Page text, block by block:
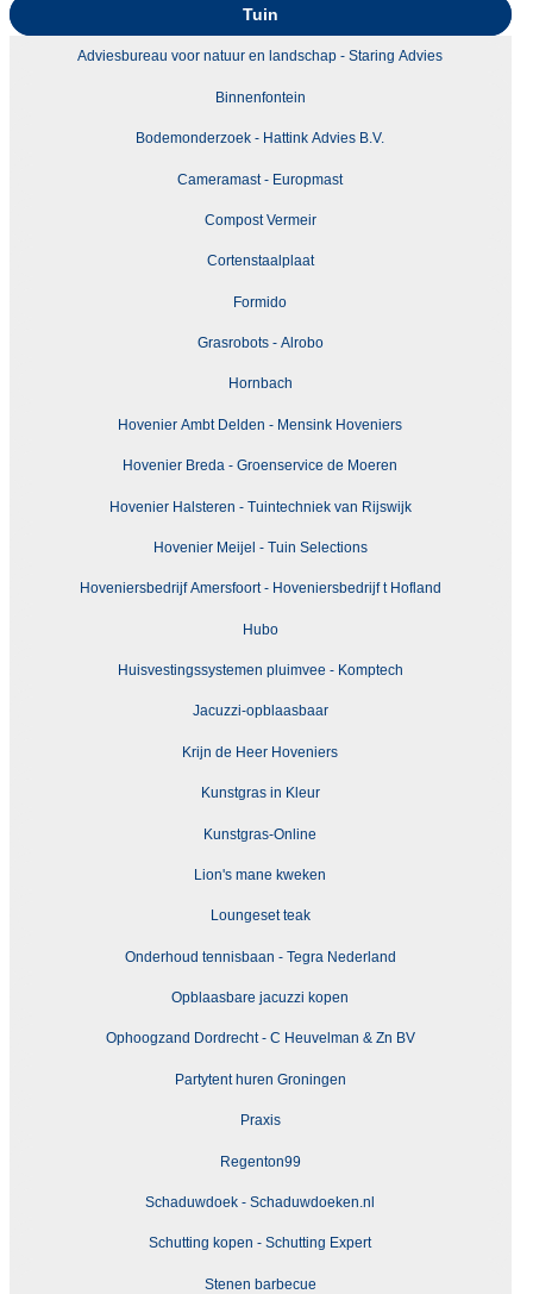
Tuin
Adviesbureau voor natuur en landschap - Staring Advies
Binnenfontein
Bodemonderzoek - Hattink Advies B.V.
Cameramast - Europmast
Compost Vermeir
Cortenstaalplaat
Formido
Grasrobots - Alrobo
Hornbach
Hovenier Ambt Delden - Mensink Hoveniers
Hovenier Breda - Groenservice de Moeren
Hovenier Halsteren - Tuintechniek van Rijswijk
Hovenier Meijel - Tuin Selections
Hoveniersbedrijf Amersfoort - Hoveniersbedrijf t Hofland
Hubo
Huisvestingssystemen pluimvee - Komptech
Jacuzzi-opblaasbaar
Krijn de Heer Hoveniers
Kunstgras in Kleur
Kunstgras-Online
Lion's mane kweken
Loungeset teak
Onderhoud tennisbaan - Tegra Nederland
Opblaasbare jacuzzi kopen
Ophoogzand Dordrecht - C Heuvelman & Zn BV
Partytent huren Groningen
Praxis
Regenton99
Schaduwdoek - Schaduwdoeken.nl
Schutting kopen - Schutting Expert
Stenen barbecue